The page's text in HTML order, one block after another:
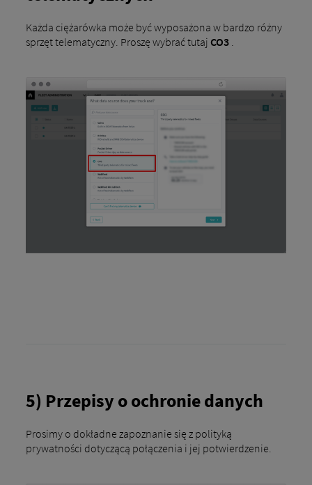
Każda ciężarówka może być wyposażona w bardzo różny
sprzęt telematyczny. Proszę wybrać tutaj CO3.
5) Przepisy o ochronie danych
Prosimy o dokładne zapoznanie się z polityką
prywatności dotyczącą połączenia i jej potwierdzenie.